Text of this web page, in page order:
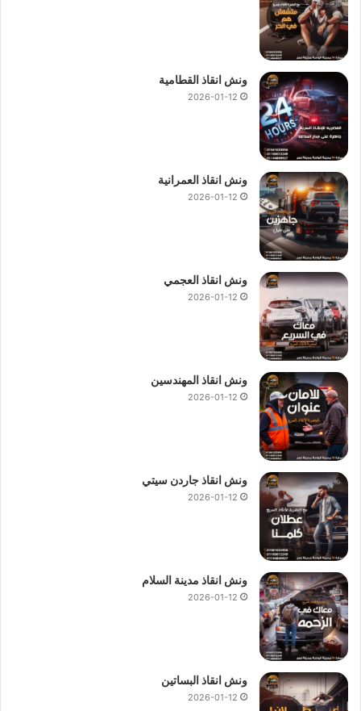
ونش انقاذ القطامية
2026-01-12
ونش انقاذ العمرانية
2026-01-12
ونش انقاذ العجمي
2026-01-12
ونش انقاذ المهندسين
2026-01-12
ونش انقاذ جاردن سيتي
2026-01-12
ونش انقاذ مدينة السلام
2026-01-12
ونش انقاذ البساتين
2026-01-12